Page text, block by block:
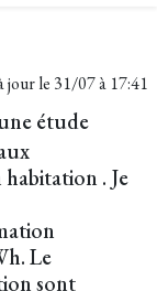
jour le 31/07 à 17:41
étude
. Je
Le
sont